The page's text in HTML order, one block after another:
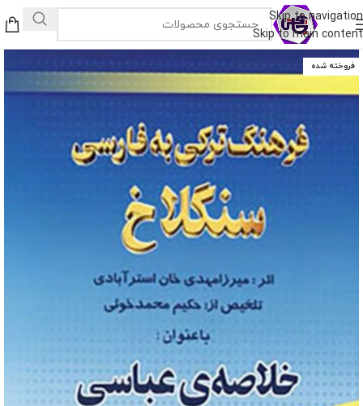
Skip to navigation
Skip to main content
فروخته شده